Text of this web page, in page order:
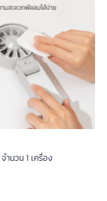
จำนวน 1 เครื่อง